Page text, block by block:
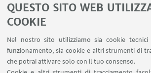
QUESTO SITO WEB
COOKIE
Nel nostro sito utilizziamo sia cookie
funzionamento, sia cookie e altri strumenti di
che potrai attivare solo con il tuo consenso.